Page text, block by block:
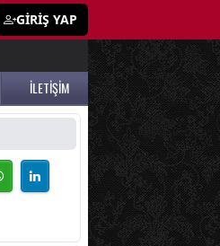
GİRİŞ YAP
İLETİŞİM